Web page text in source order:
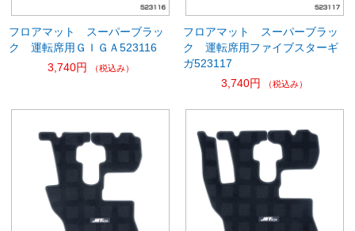
フロアマット スーパーブラッ
ク 運転席用ＧＩＧＡ523116
3,740円
（税込み）
フロアマット スーパーブラッ
ク 運転席用ファイブスターギ
ガ523117
3,740円
（税込み）